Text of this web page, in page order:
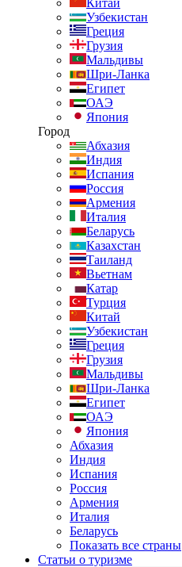
Китай
Узбекистан
Греция
Грузия
Мальдивы
Шри-Ланка
Египет
ОАЭ
Япония
Город
Абхазия
Индия
Испания
Россия
Армения
Италия
Беларусь
Казахстан
Таиланд
Вьетнам
Катар
Турция
Китай
Узбекистан
Греция
Грузия
Мальдивы
Шри-Ланка
Египет
ОАЭ
Япония
Абхазия
Индия
Испания
Россия
Армения
Италия
Беларусь
Показать все страны
Статьи о туризме